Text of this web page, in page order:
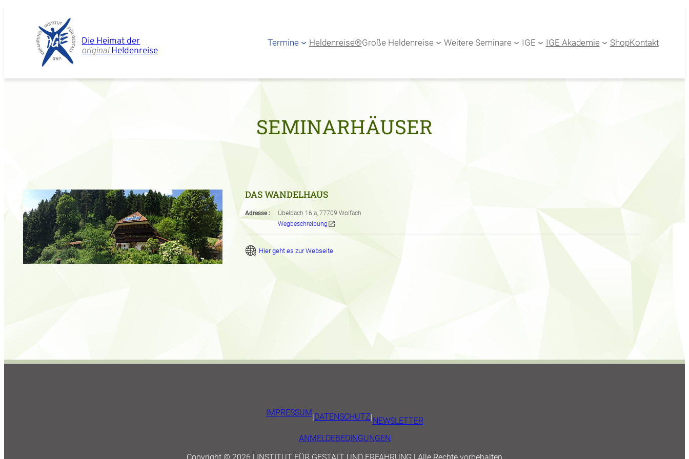
Die Heimat der
originalHeldenreise
Termine Heldenreise®Große Heldenreise Weitere Seminare IGE IGE Akademie ShopKontakt
SEMINARHÄUSER
DAS WANDELHAUS
Adresse :
Übelbach 16 a, 77709 Wolfach
Wegbeschreibung open_in_new
Hier geht es zur Webseite
IMPRESSUM|DATENSCHUTZ|NEWSLETTER
ANMELDEBEDINGUNGEN